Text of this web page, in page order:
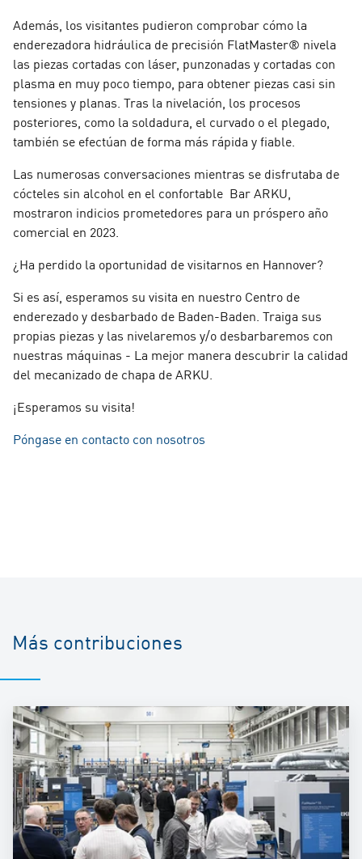
Además, los visitantes pudieron comprobar cómo la
enderezadora hidráulica de precisión FlatMaster® nivela
las piezas cortadas con láser, punzonadas y cortadas con
plasma en muy poco tiempo, para obtener piezas casi sin
tensiones y planas. Tras la nivelación, los procesos
posteriores, como la soldadura, el curvado o el plegado,
también se efectúan de forma más rápida y fiable.
Las numerosas conversaciones mientras se disfrutaba de
cócteles sin alcohol en el confortable Bar ARKU,
mostraron indicios prometedores para un próspero año
comercial en 2023.
¿Ha perdido la oportunidad de visitarnos en Hannover?
Si es así, esperamos su visita en nuestro Centro de
enderezado y desbarbado de Baden-Baden. Traiga sus
propias piezas y las nivelaremos y/o desbarbaremos con
nuestras máquinas - La mejor manera descubrir la calidad
del mecanizado de chapa de ARKU.
¡Esperamos su visita!
Póngase en contacto con nosotros
Más contribuciones